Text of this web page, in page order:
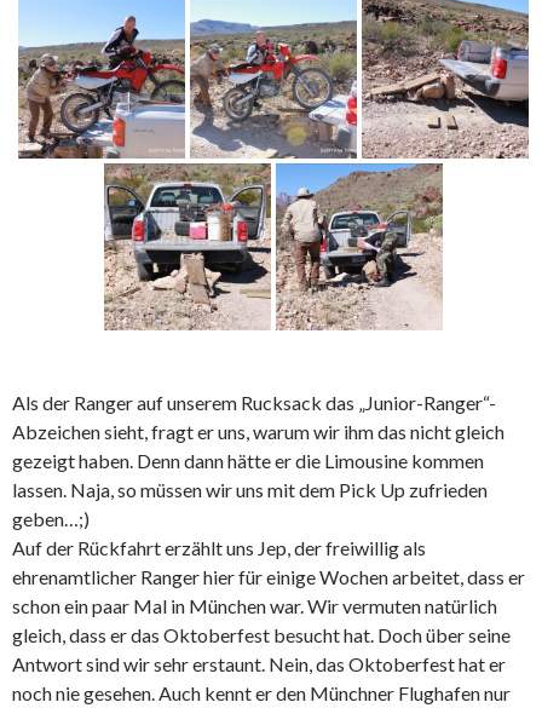
Als der Ranger auf unserem Rucksack das „Junior-Ranger“-
Abzeichen sieht, fragt er uns, warum wir ihm das nicht gleich
gezeigt haben. Denn dann hätte er die Limousine kommen
lassen. Naja, so müssen wir uns mit dem Pick Up zufrieden
geben…;)
Auf der Rückfahrt erzählt uns Jep, der freiwillig als
ehrenamtlicher Ranger hier für einige Wochen arbeitet, dass er
schon ein paar Mal in München war. Wir vermuten natürlich
gleich, dass er das Oktoberfest besucht hat. Doch über seine
Antwort sind wir sehr erstaunt. Nein, das Oktoberfest hat er
noch nie gesehen. Auch kennt er den Münchner Flughafen nur